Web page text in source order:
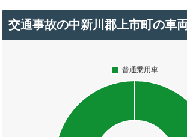
交通事故の中新川郡上市町の車